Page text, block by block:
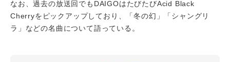
なお、過去の放送回でもDAIGOはたびたびAcid Black
Cherryをピックアップしており、「冬の幻」「シャングリ
ラ」などの名曲について語っている。